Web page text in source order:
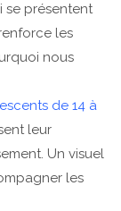
se présentent
les
nous
de 14 à
leur
Un visuel
les